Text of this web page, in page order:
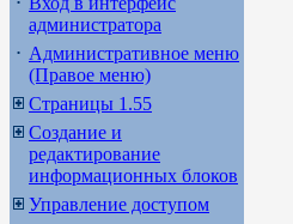
администратора
Административное меню
(Правое меню)
Страницы 1.55
Создание и
редактирование
информационных блоков
Управление доступом